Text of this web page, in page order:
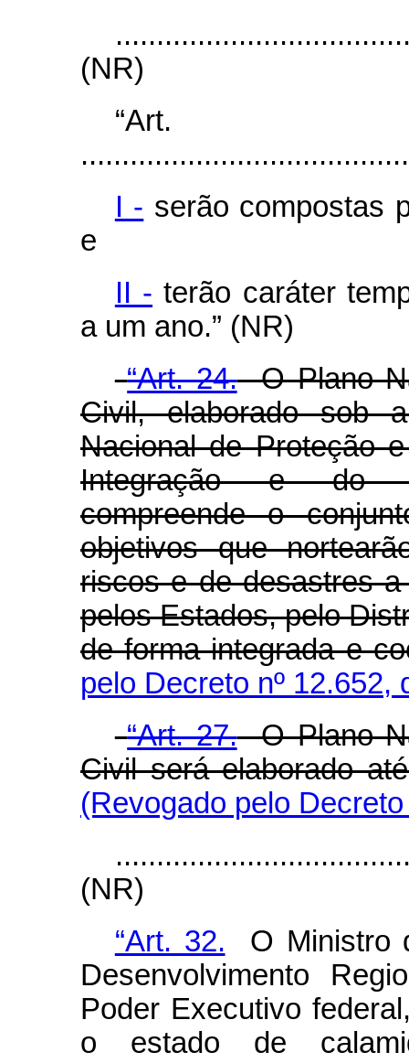
(NR)
I - serão compostas
e
II - terão caráter
a um ano.” (NR)
“Art. 24.O Plano
Civil, elaborado sob
Nacional de Proteção
Integração e do
compreende o
objetivos que
riscos e de desastres
pelos Estados, pelo
de forma integrada e
pelo Decreto nº 12.652,
“Art. 27.O Plano
Civil será elaborado
(Revogado pelo
(NR)
“Art. 32. O Ministro
Desenvolvimento
Poder Executivo
o estado de